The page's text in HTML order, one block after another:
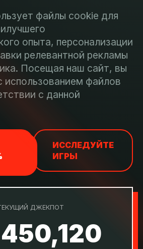
файлы cookie для
опыта, персонализации
релевантной рекламы
Посещая наш сайт, вы
использованием файлов
с данной
ИССЛЕДУЙТЕ
ИГРЫ
ДЖЕКПОТ